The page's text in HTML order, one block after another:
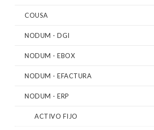
COUSA
NODUM - DGI
NODUM - EBOX
NODUM - EFACTURA
NODUM - ERP
ACTIVO FIJO